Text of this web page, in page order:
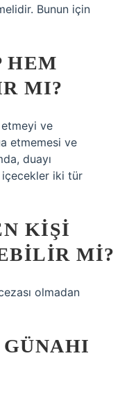
Bunun için
HEM
MI?
ve
etmemesi ve
duayı
iki tür
KIŞI
MI?
olmadan